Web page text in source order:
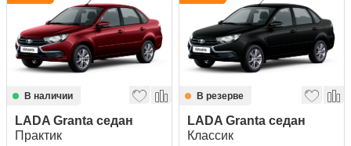
В наличии
LADA Granta седан
Практик
В резерве
LADA Granta седан
Классик